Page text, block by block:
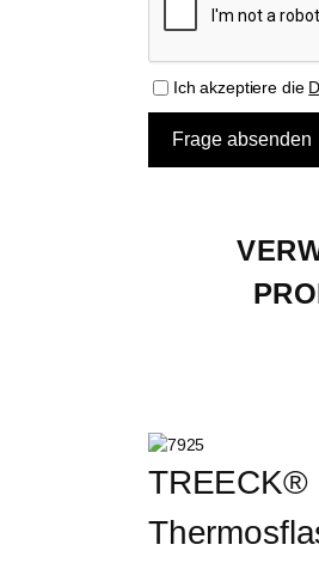
Ich akzeptiere die
TREECK®